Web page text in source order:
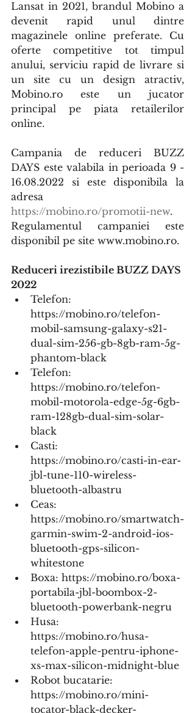
Lansat in 2021, brandul Mobino a
devenit rapid unul dintre
magazinele online preferate. Cu
oferte competitive tot timpul
anului, serviciu rapid de livrare si
un site cu un design atractiv,
Mobino.ro este un jucator
principal pe piata retailerilor
online.
Campania de reduceri BUZZ
DAYS este valabila in perioada 9 -
16.08.2022 si este disponibila la
https://mobino.ro/promotii-new.
Regulamentul campaniei este
disponibil pe site www.mobino.ro.
Reduceri irezistibile BUZZ DAYS
2022
Telefon:
https://mobino.ro/telefon-
mobil-samsung-galaxy-s21-
dual-sim-256-gb-8gb-ram-5g-
phantom-black
Telefon:
https://mobino.ro/telefon-
mobil-motorola-edge-5g-6gb-
ram-128gb-dual-sim-solar-
black
Casti:
https://mobino.ro/casti-in-ear-
jbl-tune-110-wireless-
bluetooth-albastru
Ceas:
https://mobino.ro/smartwatch-
garmin-swim-2-android-ios-
bluetooth-gps-silicon-
whitestone
Boxa: https://mobino.ro/boxa-
portabila-jbl-boombox-2-
bluetooth-powerbank-negru
Husa:
https://mobino.ro/husa-
telefon-apple-pentru-iphone-
xs-max-silicon-midnight-blue
Robot bucatarie:
https://mobino.ro/mini-
tocator-black-decker-